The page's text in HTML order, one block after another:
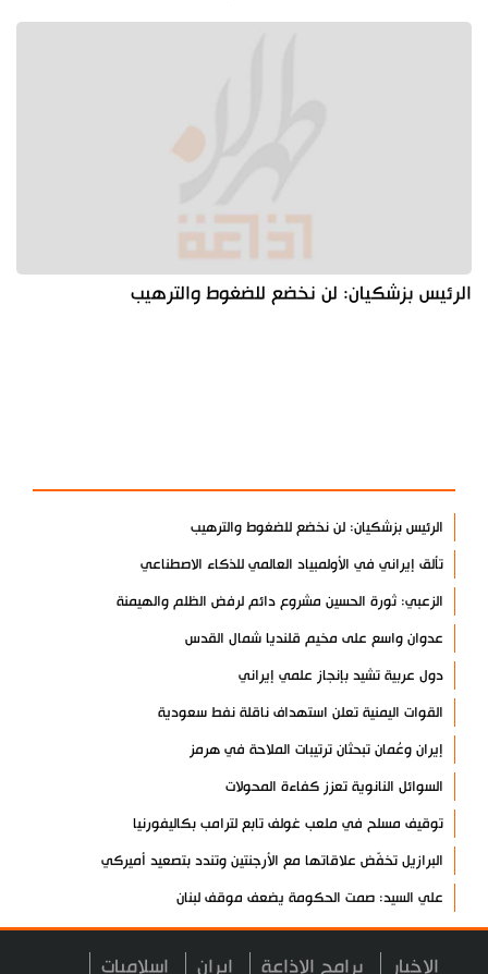
الرئيس بزشكيان: لن نخضع للضغوط والترهيب
الرئيس بزشكيان: لن نخضع للضغوط والترهيب
تألق إيراني في الأولمبياد العالمي للذكاء الاصطناعي
الزعبي: ثورة الحسين مشروع دائم لرفض الظلم والهيمنة
عدوان واسع على مخيم قلنديا شمال القدس
دول عربية تشيد بإنجاز علمي إيراني
القوات اليمنية تعلن استهداف ناقلة نفط سعودية
إيران وعُمان تبحثان ترتيبات الملاحة في هرمز
السوائل النانوية تعزز كفاءة المحولات
توقيف مسلح في ملعب غولف تابع لترامب بكاليفورنيا
البرازيل تخفّض علاقاتها مع الأرجنتين وتندد بتصعيد أميركي
علي السيد: صمت الحكومة يضعف موقف لبنان
انخفاض حاد في مخزون الصواريخ الأمريكية
الاخبار برامج الاذاعة ايران اسلاميات